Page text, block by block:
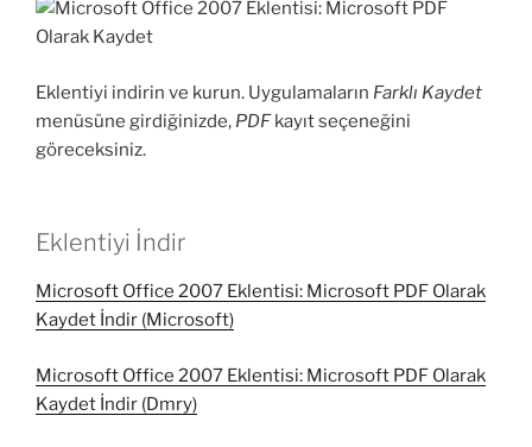
Eklentiyi indirin ve kurun. Uygulamaların Farklı Kaydet
menüsüne girdiğinizde, PDFkayıt seçeneğini
göreceksiniz.
Eklentiyi İndir
Microsoft Office 2007 Eklentisi: Microsoft PDF Olarak
Kaydet İndir (Microsoft)
Microsoft Office 2007 Eklentisi: Microsoft PDF Olarak
Kaydet İndir (Dmry)